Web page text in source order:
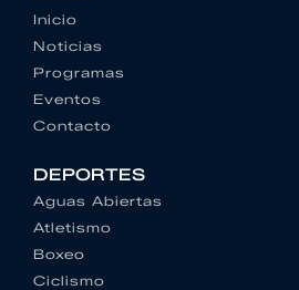
Inicio
Noticias
Programas
Eventos
Contacto
DEPORTES
Aguas Abiertas
Atletismo
Boxeo
Ciclismo